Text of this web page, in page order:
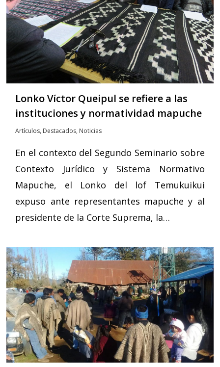
Lonko Víctor Queipul se refiere a las
instituciones y normatividad mapuche
Artículos, Destacados, Noticias
En el contexto del Segundo Seminario sobre
Contexto Jurídico y Sistema Normativo
Mapuche, el Lonko del lof Temukuikui
expuso ante representantes mapuche y al
presidente de la Corte Suprema, la…